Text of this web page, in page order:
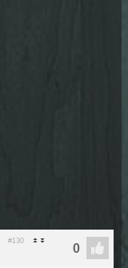
#130